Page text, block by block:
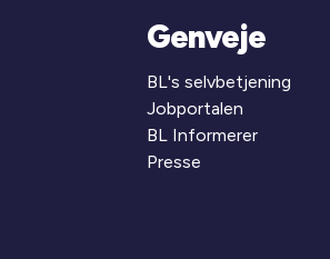
Genveje
BL's selvbetjening
Jobportalen
BL Informerer
Presse